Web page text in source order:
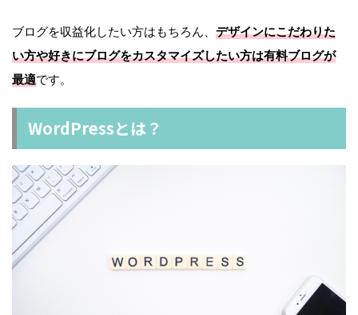
ブログを収益化したい方はもちろん、 デザインにこだわりた
い方や好きにブログをカスタマイズしたい方は有料ブログが
最適です。
WordPressとは？